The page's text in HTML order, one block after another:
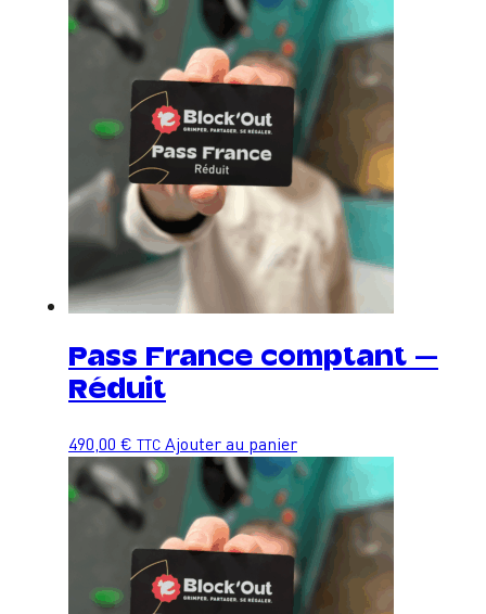
Pass France comptant –
Réduit
490,00 € TTC Ajouter au panier